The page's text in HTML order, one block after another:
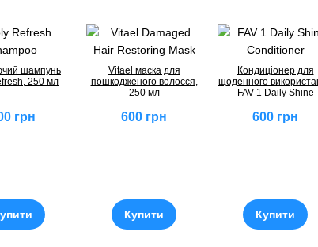
шампунь
250 мл
грн
Vitael маска для
пошкодженого волосся,
250 мл
600 грн
Купити
Кондиціонер для
щоденного
FAV 1 Daily Shine
600 грн
Купити